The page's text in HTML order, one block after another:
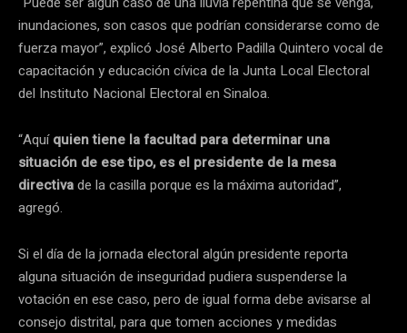
inundaciones, son casos que podrían considerarse como de
fuerza mayor”, explicó José Alberto Padilla Quintero vocal de
capacitación y educación cívica de la Junta Local Electoral
del Instituto Nacional Electoral en Sinaloa.
“Aquíquien tiene la facultad para determinar una
situación de ese tipo, es el presidente de la mesa
directivade la casilla porque es la máxima autoridad”,
agregó.
Si el día de la jornada electoral algún presidente reporta
alguna situación de inseguridad pudiera suspenderse la
votación en ese caso, pero de igual forma debe avisarse al
consejo distrital, para que tomen acciones y medidas